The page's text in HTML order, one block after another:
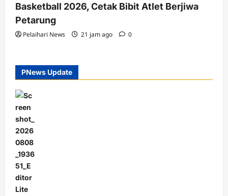
Basketball 2026, Cetak Bibit Atlet Berjiwa
Petarung
Pelaihari News 21 jam ago 0
PNews Update